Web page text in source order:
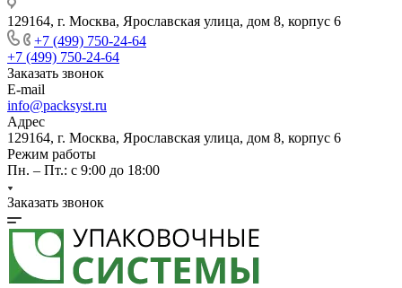
129164, г. Москва, Ярославская улица, дом 8, корпус 6
+7 (499) 750-24-64
+7 (499) 750-24-64
Заказать звонок
E-mail
info@packsyst.ru
Адрес
129164, г. Москва, Ярославская улица, дом 8, корпус 6
Режим работы
Пн. – Пт.: с 9:00 до 18:00
Заказать звонок